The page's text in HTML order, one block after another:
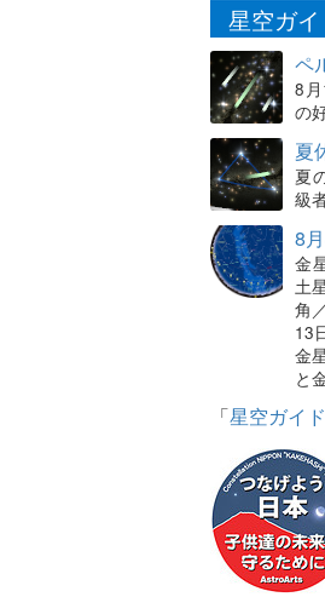
星空ガイ
ペ
8
の
夏
夏
級
8
金
土
角
13
金
と
「星空ガイド